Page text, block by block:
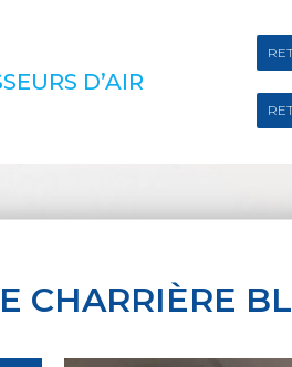
D’AIR
CHARRIÈRE